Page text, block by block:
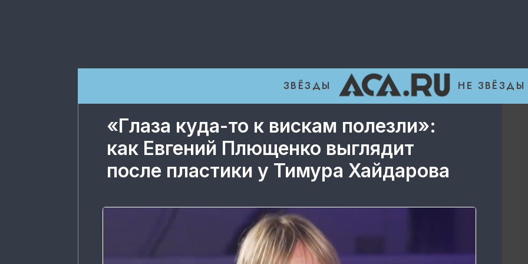
ЗВЁЗДЫ НЕ ЗВЁЗДЫ
«Глаза куда-то к вискам полезли»:
как Евгений Плющенко выглядит
после пластики у Тимура Хайдарова